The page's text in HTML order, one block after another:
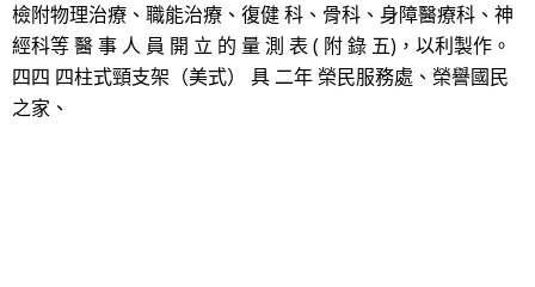
檢附物理治療、職能治療、復健 科、骨科、身障醫療科、神
經科等 醫 事 人 員 開 立 的 量 測 表 ( 附 錄 五)，以利製作。
四四 四柱式頸支架（美式） 具 二年 榮民服務處、榮譽國民
之家、